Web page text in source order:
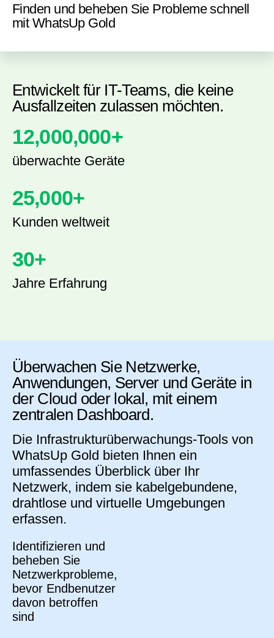
Finden und beheben Sie Probleme schnell
mit WhatsUp Gold
Entwickelt für IT-Teams, die keine
Ausfallzeiten zulassen möchten.
12,000,000+
überwachte Geräte
25,000+
Kunden weltweit
30+
Jahre Erfahrung
Überwachen Sie Netzwerke,
Anwendungen, Server und Geräte in
der Cloud oder lokal, mit einem
zentralen Dashboard.
Die Infrastrukturüberwachungs-Tools von
WhatsUp Gold bieten Ihnen ein
umfassendes Überblick über Ihr
Netzwerk, indem sie kabelgebundene,
drahtlose und virtuelle Umgebungen
erfassen.
Identifizieren und
beheben Sie
Netzwerkprobleme,
bevor Endbenutzer
davon betroffen
sind